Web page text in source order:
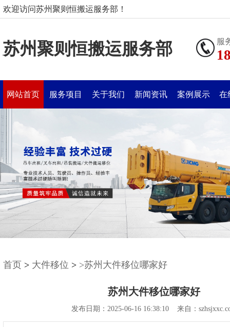
欢迎访问苏州聚则恒搬运服务部！
苏州聚则恒搬运服务部 服
网站首页 服务项目 关于我们 新闻资讯 案例展示 在
首页 > 大件移位 > >苏州大件移位哪家好
苏州大件移位哪家好
发布日期：2025-06-16 16:38:10 来自：